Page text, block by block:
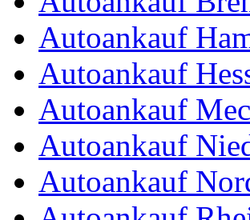
Autoankauf
Autoankauf
Autoankauf
Autoankauf
Autoankauf